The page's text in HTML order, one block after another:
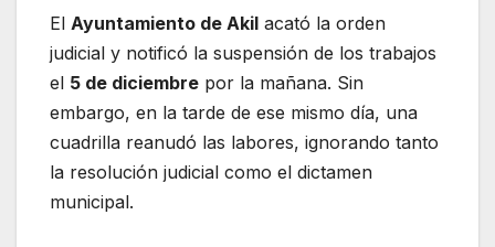
El Ayuntamiento de Akil acató la orden
judicial y notificó la suspensión de los trabajos
el 5 de diciembre por la mañana. Sin
embargo, en la tarde de ese mismo día, una
cuadrilla reanudó las labores, ignorando tanto
la resolución judicial como el dictamen
municipal.